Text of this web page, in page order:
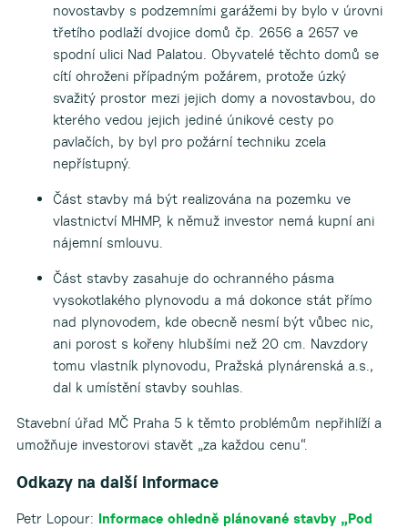
novostavby s podzemními garážemi by bylo v úrovni
třetího podlaží dvojice domů čp. 2656 a 2657 ve
spodní ulici Nad Palatou. Obyvatelé těchto domů se
cítí ohroženi případným požárem, protože úzký
svažitý prostor mezi jejich domy a novostavbou, do
kterého vedou jejich jediné únikové cesty po
pavlačích, by byl pro požární techniku zcela
nepřístupný.
Část stavby má být realizována na pozemku ve
vlastnictví MHMP, k němuž investor nemá kupní ani
nájemní smlouvu.
Část stavby zasahuje do ochranného pásma
vysokotlakého plynovodu a má dokonce stát přímo
nad plynovodem, kde obecně nesmí být vůbec nic,
ani porost s kořeny hlubšími než 20 cm. Navzdory
tomu vlastník plynovodu, Pražská plynárenská a.s.,
dal k umístění stavby souhlas.
Stavební úřad MČ Praha 5 k těmto problémům nepřihlíží a
umožňuje investorovi stavět „za každou cenu“.
Odkazy na další informace
Petr Lopour: Informace ohledně plánované stavby „Pod